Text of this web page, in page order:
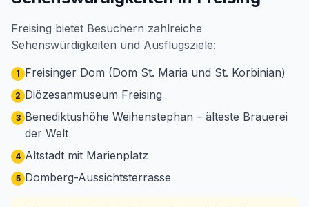
Freising bietet Besuchern zahlreiche
Sehenswürdigkeiten und Ausflugsziele:
1 Freisinger Dom (Dom St. Maria und St. Korbinian)
2 Diözesanmuseum Freising
3 Benediktushöhe Weihenstephan – älteste Brauerei
der Welt
4 Altstadt mit Marienplatz
5 Domberg-Aussichtsterrasse